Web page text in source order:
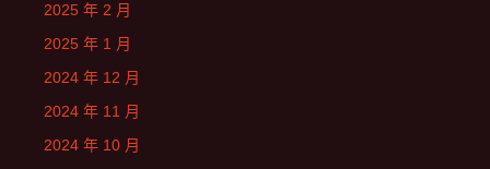
2025 年 2 月
2025 年 1 月
2024 年 12 月
2024 年 11 月
2024 年 10 月